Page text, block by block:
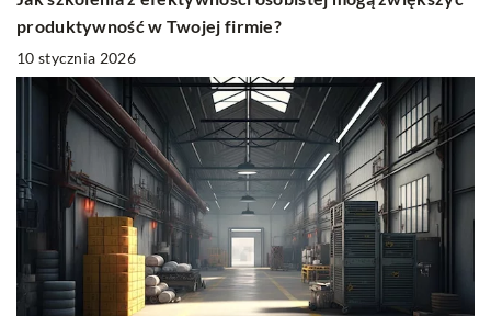
produktywność w Twojej firmie?
10 stycznia 2026